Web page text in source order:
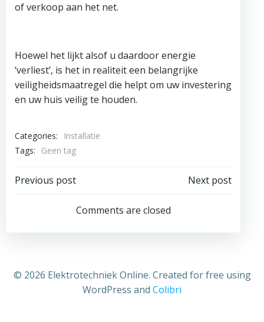
of verkoop aan het net.
Hoewel het lijkt alsof u daardoor energie
‘verliest’, is het in realiteit een belangrijke
veiligheidsmaatregel die helpt om uw investering
en uw huis veilig te houden.
Categories:
Installatie
Tags:
Geen tag
Bericht
navigatie
Previous post
Bericht
navigatie
Next post
Comments are closed
© 2026 Elektrotechniek Online. Created for free using
WordPress and Colibri